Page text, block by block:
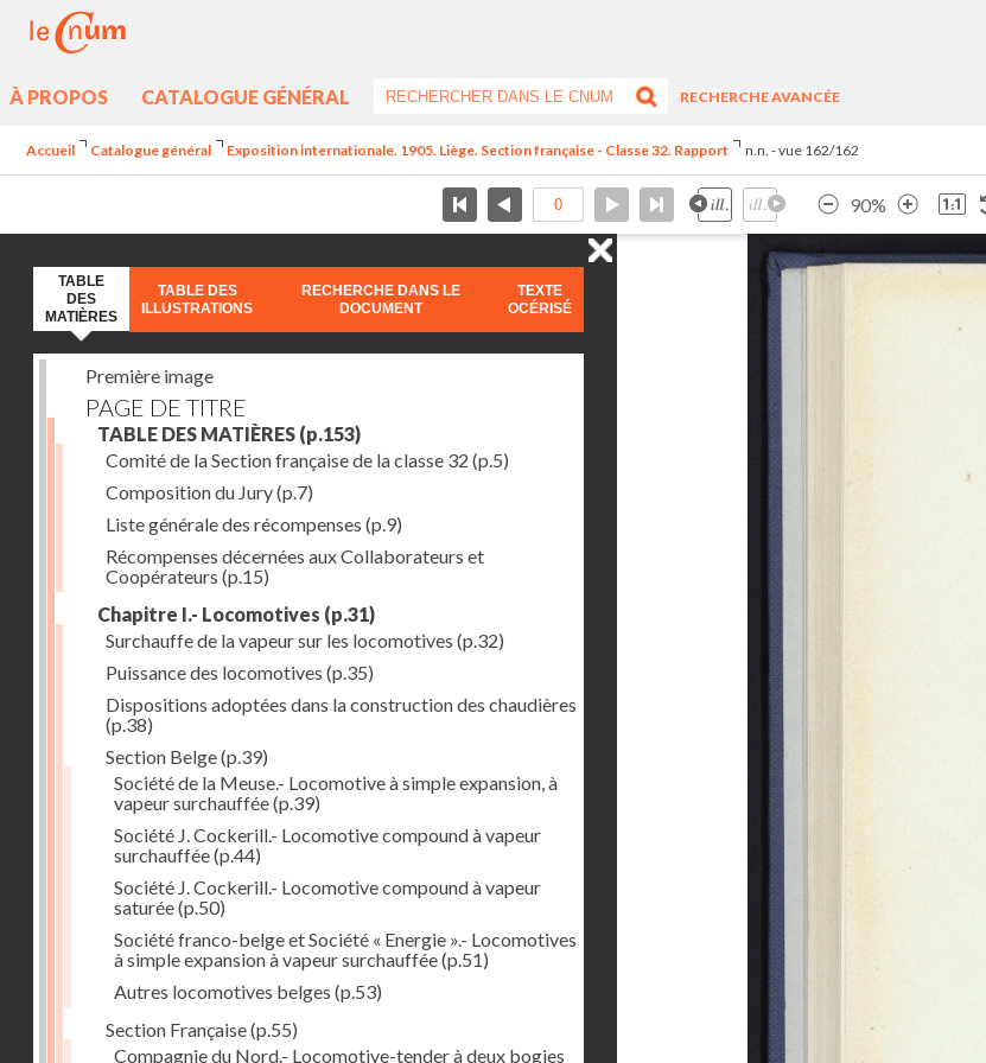
À PROPOS CATALOGUE GÉNÉRAL
RECHERCHE AVANCÉE
Accueil Catalogue général Exposition internationale. 1905. Liège. Section française - Classe 32. Rapport n.n. - vue 162/162
90%
TABLE
DES
MATIÈRES
TABLE DES
ILLUSTRATIONS
RECHERCHE DANS LE
DOCUMENT
TEXTE
OCÉRISÉ
Première image
PAGE DE TITRE
TABLE DES MATIÈRES (p.153)
Comité de la Section française de la classe 32 (p.5)
Composition du Jury(p.7)
Liste générale des récompenses (p.9)
Récompenses décernées aux Collaborateurs et
Coopérateurs (p.15)
Chapitre I.- Locomotives (p.31)
Surchauffe de la vapeur sur les locomotives (p.32)
Puissance des locomotives (p.35)
Dispositions adoptées dans la construction des chaudières
(p.38)
Section Belge(p.39)
Société de la Meuse.- Locomotive à simple expansion, à
vapeur surchauffée(p.39)
Société J. Cockerill.- Locomotive compound à vapeur
surchauffée(p.44)
Société J. Cockerill.- Locomotive compound à vapeur
saturée(p.50)
Société franco-belge et Société « Energie ».- Locomotives
à simple expansion à vapeur surchauffée(p.51)
Autres locomotives belges (p.53)
Section Française(p.55)
Compagnie du Nord.- Locomotive-tender à deux bogies